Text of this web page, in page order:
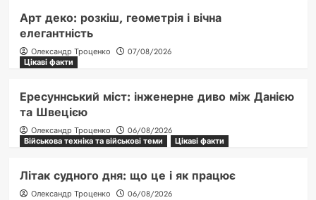
Арт деко: розкіш, геометрія і вічна
елегантність
Олександр Троценко
07/08/2026
Цікаві факти
Ересуннський міст: інженерне диво між Данією
та Швецією
Олександр Троценко
06/08/2026
Військова техніка та військові теми
Цікаві факти
Літак судного дня: що це і як працює
Олександр Троценко 06/08/2026